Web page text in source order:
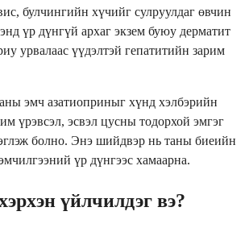
булчингийн хүчийг сулруулдаг өвчин
үр дүнгүй архаг экзем буюу дерматит
урвалаас үүдэлтэй гепатитийн зарим
эмч азатиоприныг хүнд хэлбэрийн
үрэвсэл, эсвэл цусны тодорхой эмгэг
болно. Энэ шийдвэр нь таны биеийн
үр дүнгээс хамаарна.
үйлчилдэг вэ?